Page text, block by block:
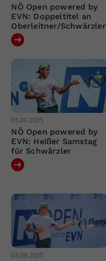
NÖ Open powered by
EVN: Doppeltitel an
Oberleitner/Schwärzler
05.09.2025
NÖ Open powered by
EVN: Heißer Samstag
für Schwärzler
03.09.2025